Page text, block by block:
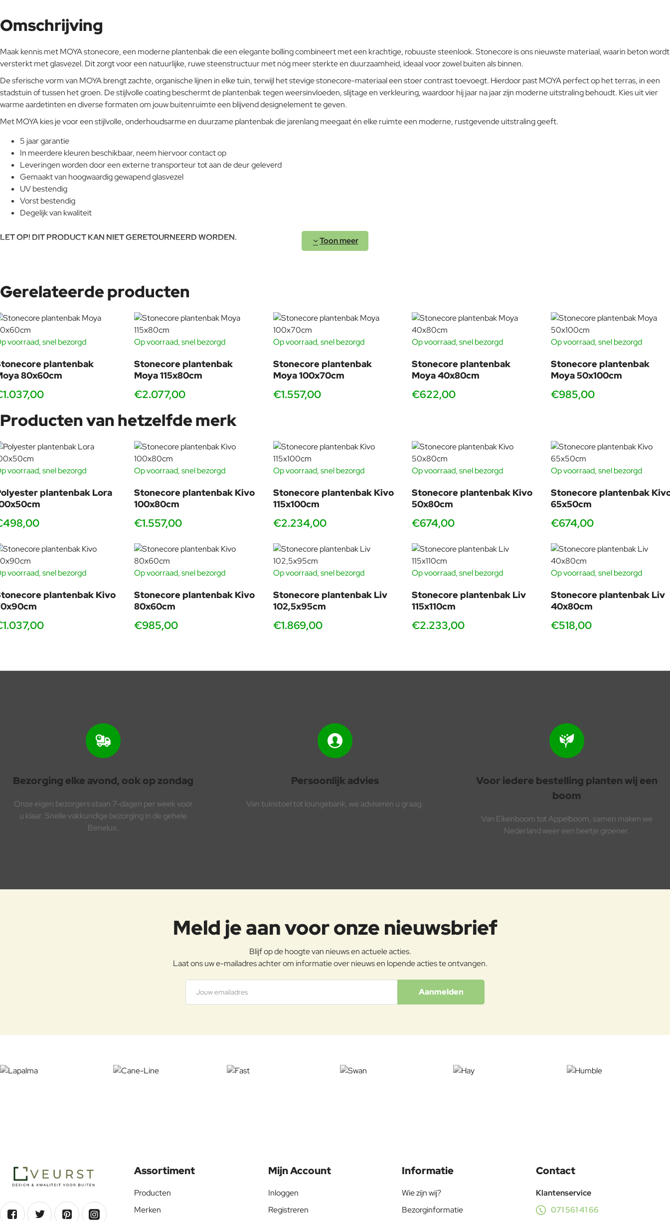
Verder
Omschrijving
Maak kennis met MOYA stonecore, een moderne plantenbak die een elegante bolling combineert met een krachtige, robuuste steenlook. Stonecore is ons nieuwste materiaal, waarin beton wordt
versterkt met glasvezel. Dit zorgt voor een natuurlijke, ruwe steenstructuur met nóg meer sterkte en duurzaamheid, ideaal voor zowel buiten als binnen.
De sferische vorm van MOYA brengt zachte, organische lijnen in elke tuin, terwijl het stevige stonecore-materiaal een stoer contrast toevoegt. Hierdoor past MOYA perfect op het terras, in een
stadstuin of tussen het groen. De stijlvolle coating beschermt de plantenbak tegen weersinvloeden, slijtage en verkleuring, waardoor hij jaar na jaar zijn moderne uitstraling behoudt. Kies uit vier
warme aardetinten en diverse formaten om jouw buitenruimte een blijvend designelement te geven.
Met MOYA kies je voor een stijlvolle, onderhoudsarme en duurzame plantenbak die jarenlang meegaat én elke ruimte een moderne, rustgevende uitstraling geeft.
5 jaar garantie
In meerdere kleuren beschikbaar, neem hiervoor contact op
Leveringen worden door een externe transporteur tot aan de deur geleverd
Gemaakt van hoogwaardig gewapend glasvezel
UV bestendig
Vorst bestendig
Degelijk van kwaliteit
LET OP! DIT PRODUCT KAN NIET GERETOURNEERD WORDEN.
Gerelateerde producten
voorraad, snel bezorgd
plantenbak
80x60cm
Op voorraad, snel bezorgd
Stonecore plantenbak
Moya 115x80cm
€2.077,00
Op voorraad, snel bezorgd
Stonecore plantenbak
Moya 100x70cm
€1.557,00
Op voorraad, snel bezorgd
Stonecore plantenbak
Moya 40x80cm
€622,00
Op voorraad, snel bezorgd
Stonecore plantenbak
Moya 50x100cm
€985,00
Producten van hetzelfde merk
voorraad, snel bezorgd
plantenbak Lora
Op voorraad, snel bezorgd
Stonecore plantenbak Kivo
100x80cm
€1.557,00
Op voorraad, snel bezorgd
Stonecore plantenbak Kivo
115x100cm
€2.234,00
Op voorraad, snel bezorgd
Stonecore plantenbak Kivo
50x80cm
€674,00
Op voorraad, snel bezorgd
Stonecore plantenbak
65x50cm
€674,00
voorraad, snel bezorgd
plantenbak Kivo
Op voorraad, snel bezorgd
Stonecore plantenbak Kivo
80x60cm
€985,00
Op voorraad, snel bezorgd
Stonecore plantenbak Liv
102,5x95cm
€1.869,00
Op voorraad, snel bezorgd
Stonecore plantenbak Liv
115x110cm
€2.233,00
Op voorraad, snel bezorgd
Stonecore plantenbak Liv
40x80cm
€518,00
Bezorging elke avond, ook op zondag
Onze eigen bezorgers staan 7-dagen per week voor
u klaar. Snelle vakkundige bezorging in de gehele
Benelux.
Persoonlijk advies
Van tuinstoel tot loungebank, we adviseren u graag.
Voor iedere bestelling planten wij een
boom
Van Eikenboom tot Appelboom, samen maken we
Nederland weer een beetje groener.
Meld je aan voor onze nieuwsbrief
Blijf op de hoogte van nieuws en actuele acties.
Laat ons uw e-mailadres achter om informatie over nieuws en lopende acties te ontvangen.
Aanmelden
Assortiment
Producten
Merken
Mijn Account
Inloggen
Registreren
Informatie
Wie zijn wij?
Bezorginformatie
Contact
Klantenservice
071 561 41 66